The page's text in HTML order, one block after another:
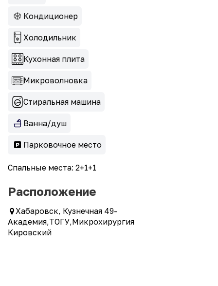
Кондиционер
Холодильник
Кухонная плита
Микроволновка
Стиральная машина
Ванна/душ
Парковочное место
Спальные места: 2+1+1
Расположение
Хабаровск, Кузнечная 49-
Академия,ТОГУ,Микрохирургия
Кировский